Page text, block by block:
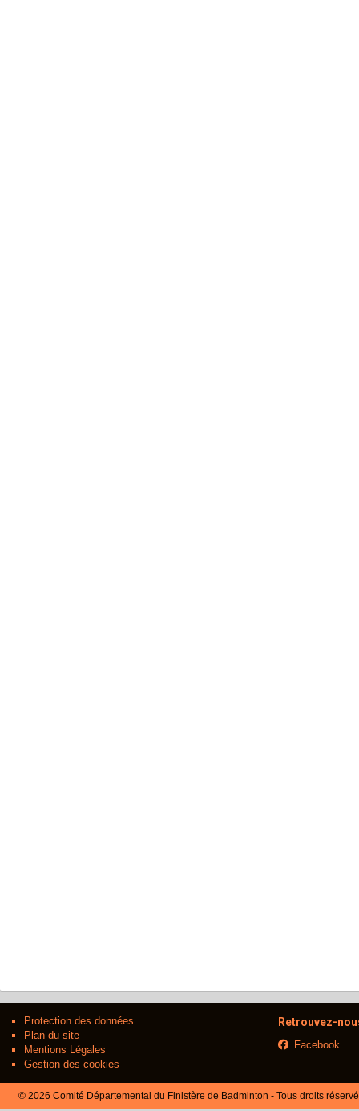
Protection des données
Plan du site
Mentions Légales
Gestion des cookies
Retrouvez-
Facebook
© 2026 Comité Départemental du Finistère de Badminton - Tous droits